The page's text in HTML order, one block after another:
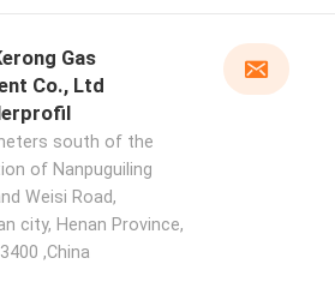
Gas
Co., Ltd
south of the
of Nanpuguiling
Weisi Road,
city, Henan Province,
,China